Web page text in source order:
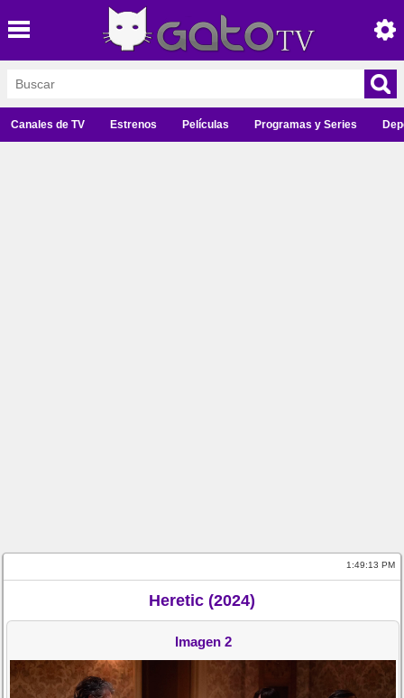
Canales de TV Estrenos Películas Programas y Series
1:49:13 PM
Heretic (2024)
Imagen 2